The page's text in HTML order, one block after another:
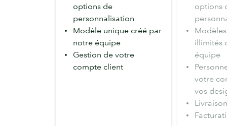
options de
personnalisation
Modèle unique créé par
notre équipe
Gestion de votre
compte client
options
illimités
équipe
votre
vos